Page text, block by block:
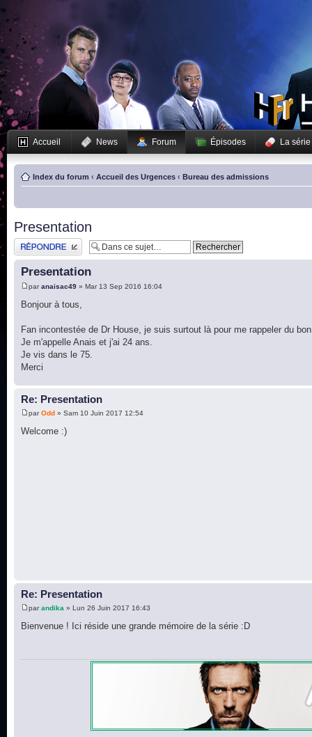
Accueil News Forum Épisodes La série
Index du forum ‹ Accueil des Urgences ‹ Bureau des admissions
Presentation
Publier une réponse
Presentation
paranaisac49 » Mar 13 Sep 2016 16:04
Bonjour à tous,
Fan incontestée de Dr House, je suis surtout là pour me rappeler du
Je m'appelle Anais et j'ai 24 ans.
Je vis dans le 75.
Merci
Re: Presentation
parOdd » Sam 10 Juin 2017 12:54
Welcome :)
Re: Presentation
parandika » Lun 26 Juin 2017 16:43
Bienvenue ! Ici réside une grande mémoire de la série :D